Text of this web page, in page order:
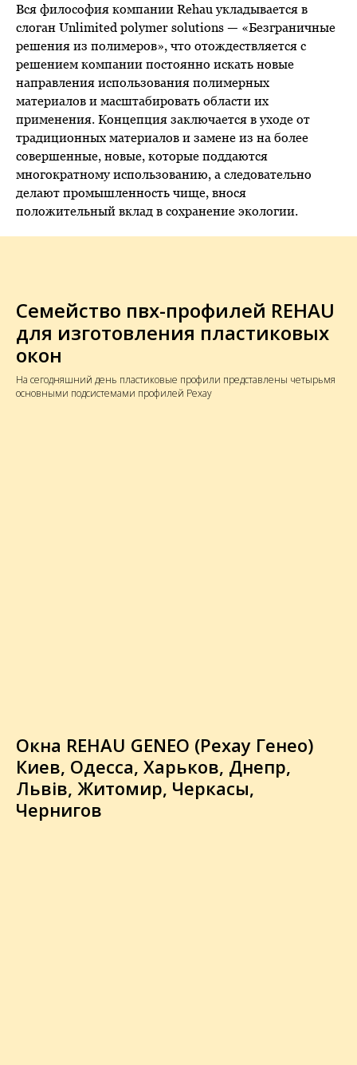
Вся философия компании Rehau укладывается в
слоган Unlimited polymer solutions — «Безграничные
решения из полимеров», что отождествляется с
решением компании постоянно искать новые
направления использования полимерных
материалов и масштабировать области их
применения. Концепция заключается в уходе от
традиционных материалов и замене из на более
совершенные, новые, которые поддаются
многократному использованию, а следовательно
делают промышленность чище, внося
положительный вклад в сохранение экологии.
Семейство пвх-профилей REHAU
для изготовления пластиковых
окон
На сегодняшний день пластиковые профили представлены четырьмя
основными подсистемами профилей Рехау
Окна REHAU GENEO (Рехау Генео)
Киев, Одесса, Харьков, Днепр,
Львів, Житомир, Черкасы,
Чернигов